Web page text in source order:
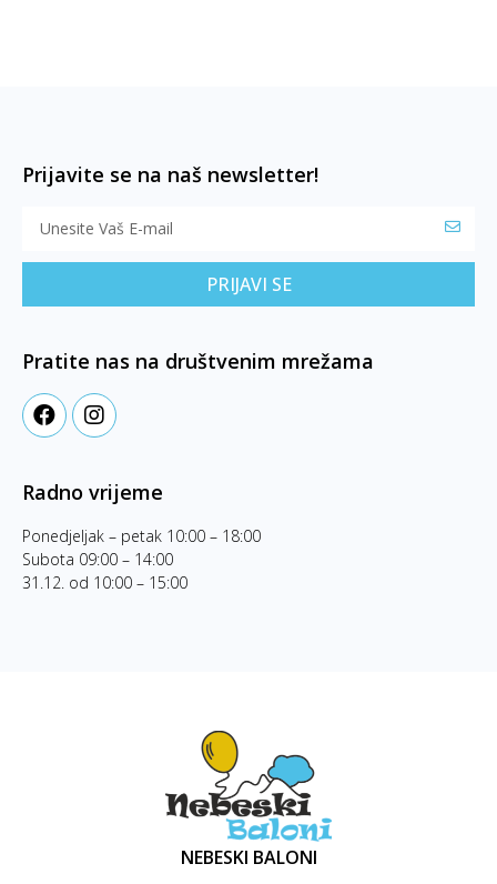
Prijavite se na naš newsletter!
PRIJAVI SE
Pratite nas na društvenim mrežama
Radno vrijeme
Ponedjeljak – petak 10:00 – 18:00
Subota 09:00 – 14:00
31.12. od 10:00 – 15:00
NEBESKI BALONI